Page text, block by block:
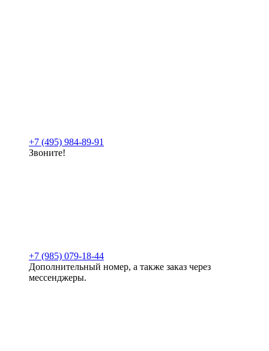
+7 (495) 984-89-91
Звоните!
+7 (985) 079-18-44
Дополнительный номер, а также заказ через
мессенджеры.